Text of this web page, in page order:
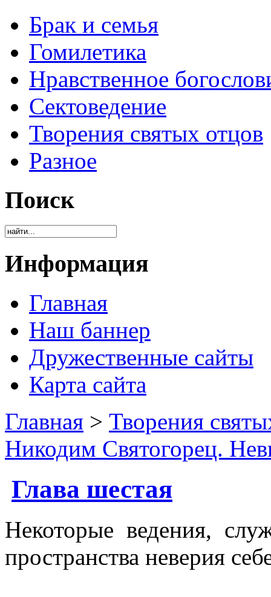
Брак и семья
Гомилетика
Нравственное
Сектоведение
Творения святых отцов
Разное
Поиск
Информация
Главная
Наш баннер
Дружественные сайты
Карта сайта
Главная > Творения
Никодим Святогорец.
Глава шестая
Некоторые ведения,
пространства неверия